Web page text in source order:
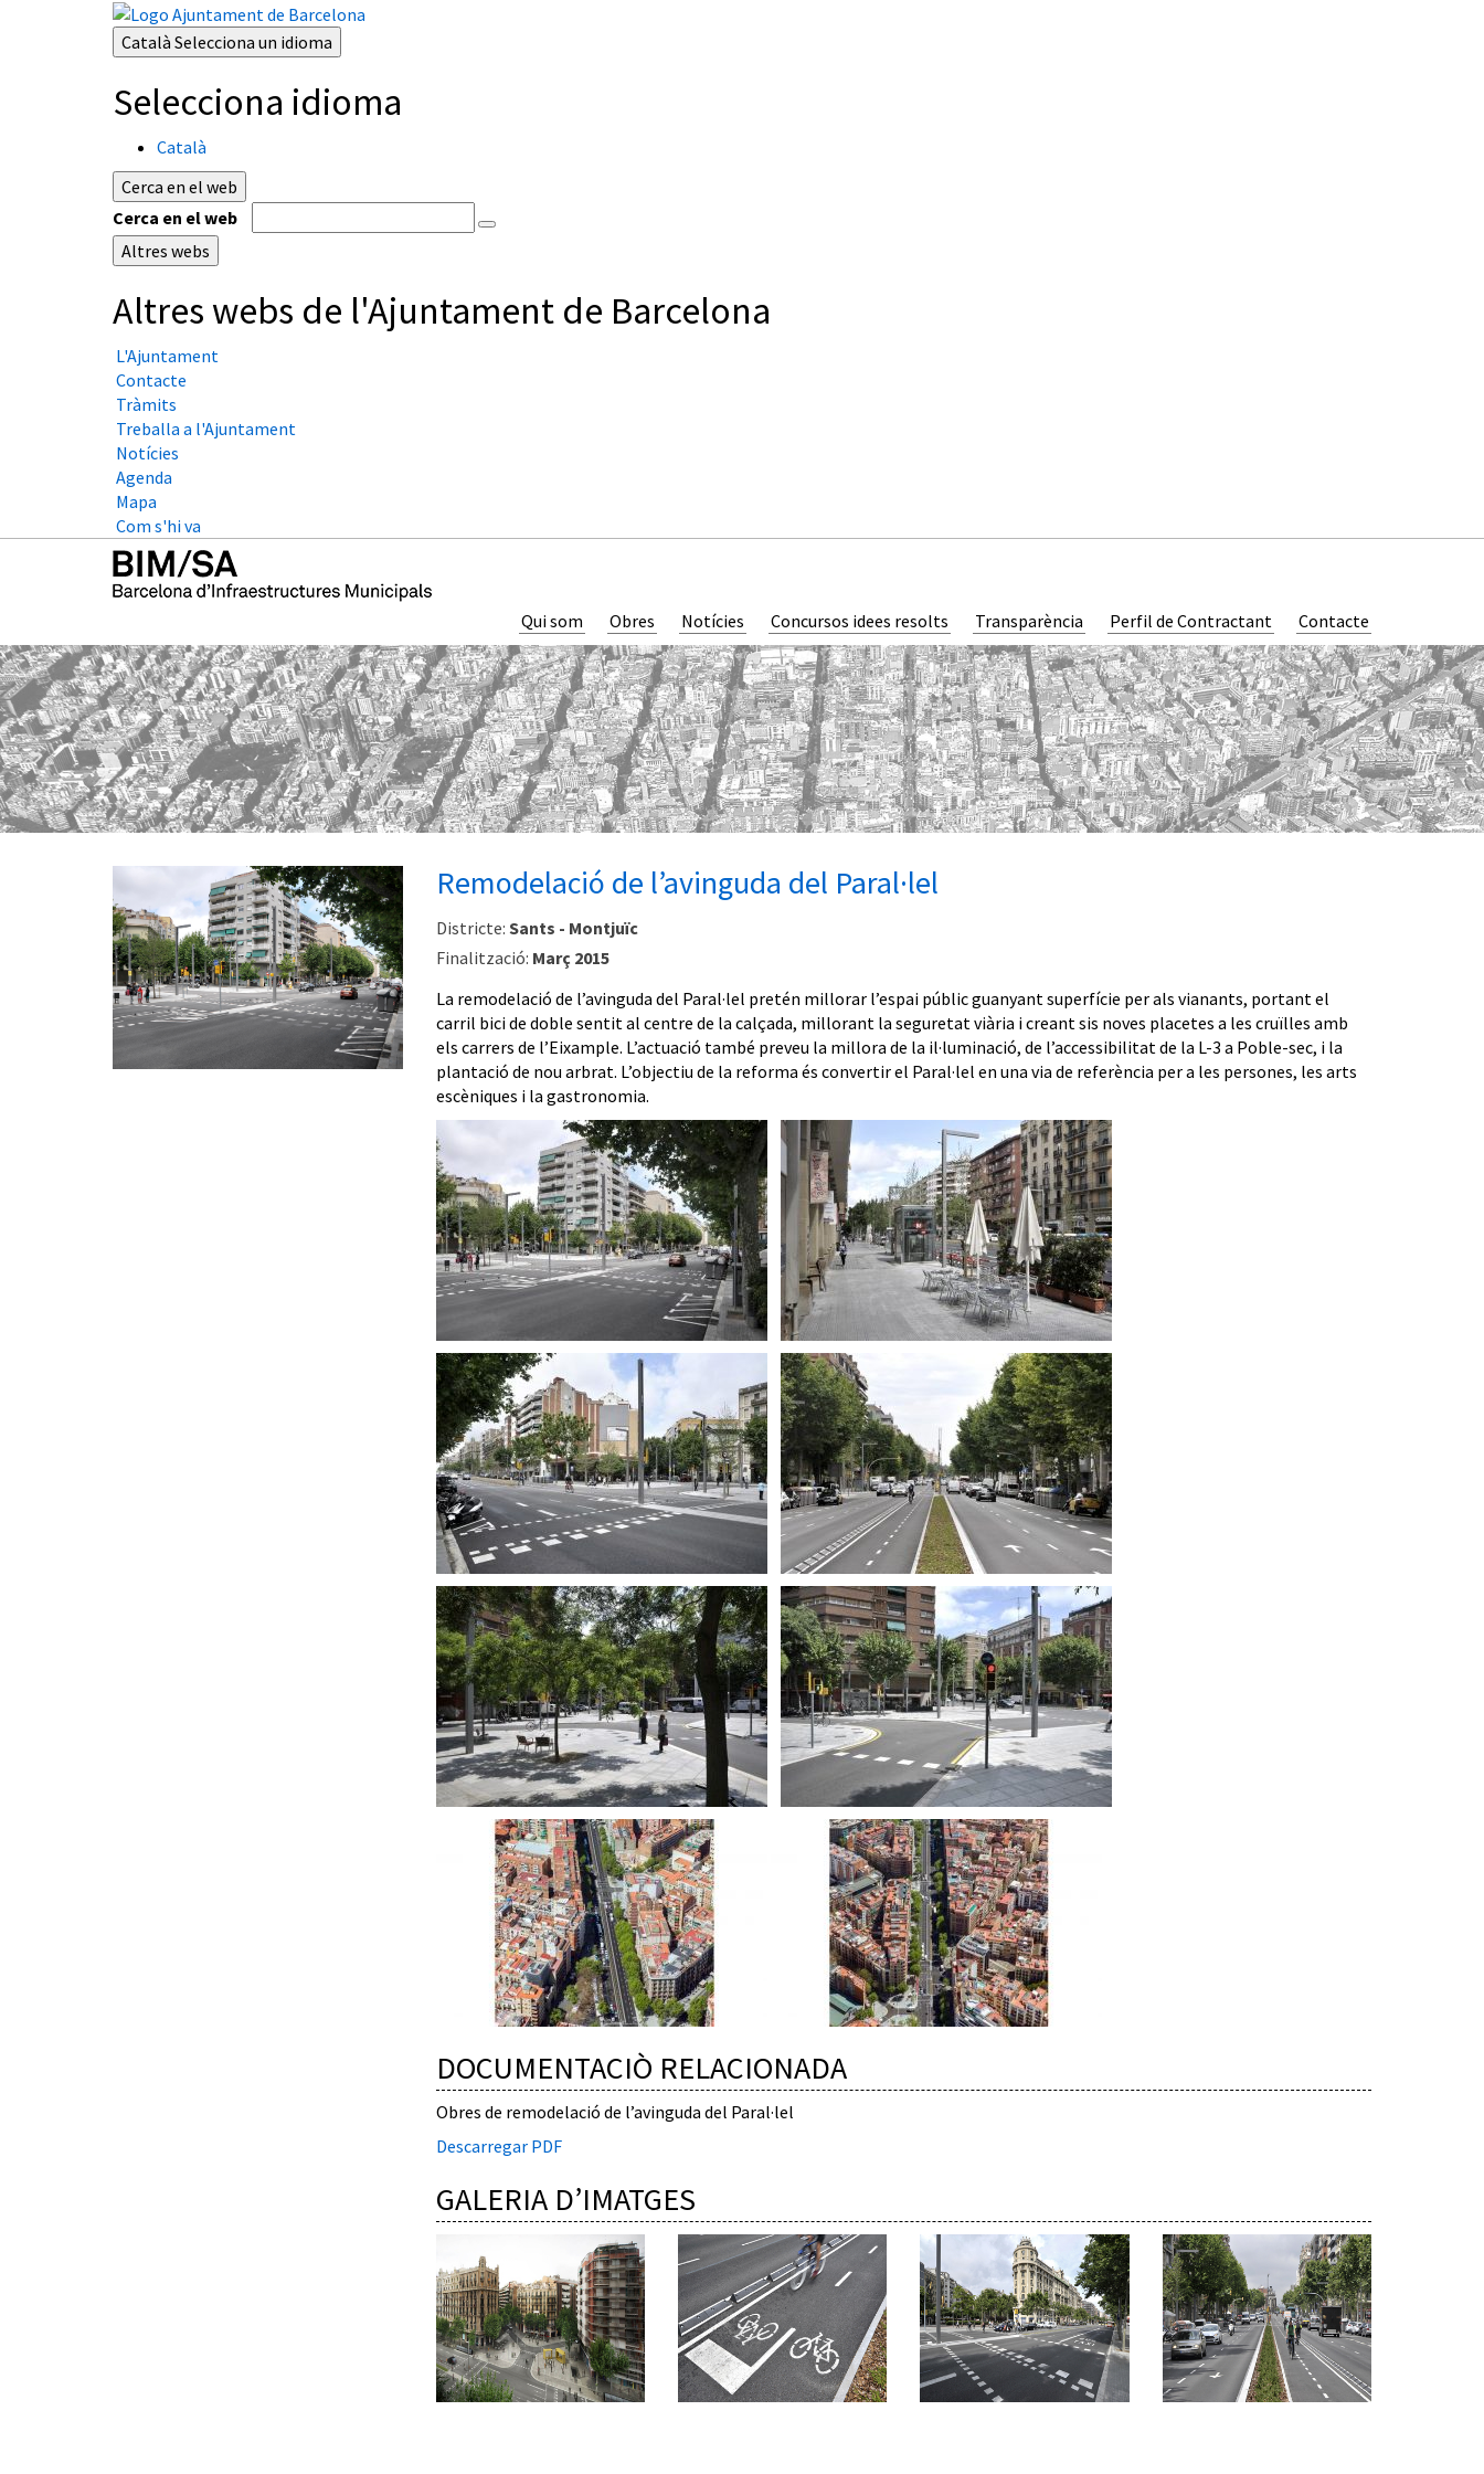
Català Selecciona un idioma
Selecciona idioma
Català
Cerca en el web
Cerca en el web
Altres webs
Altres webs de l'Ajuntament de Barcelona
L'Ajuntament
Contacte
Tràmits
Treballa a l'Ajuntament
Notícies
Agenda
Mapa
Com s'hi va
Qui som Obres Notícies Concursos idees resolts Transparència Perfil de Contractant Contacte
Remodelació de l’avinguda del Paral·lel
Districte: Sants - Montjuïc
Finalització: Març 2015
La remodelació de l’avinguda del Paral·lel pretén millorar l’espai públic guanyant superfície per als vianants, portant el
carril bici de doble sentit al centre de la calçada, millorant la seguretat viària i creant sis noves placetes a les cruïlles amb
els carrers de l’Eixample. L’actuació també preveu la millora de la il·luminació, de l’accessibilitat de la L-3 a Poble-sec, i la
plantació de nou arbrat. L’objectiu de la reforma és convertir el Paral·lel en una via de referència per a les persones, les arts
escèniques i la gastronomia.
DOCUMENTACIÒ RELACIONADA
Obres de remodelació de l’avinguda del Paral·lel
Descarregar PDF
GALERIA D’IMATGES